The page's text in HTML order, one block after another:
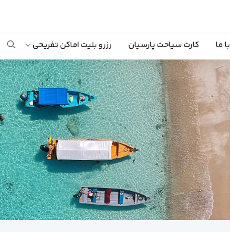
ما کارت سیاحت پارسیان رزرو بلیت اماکن تفریحی